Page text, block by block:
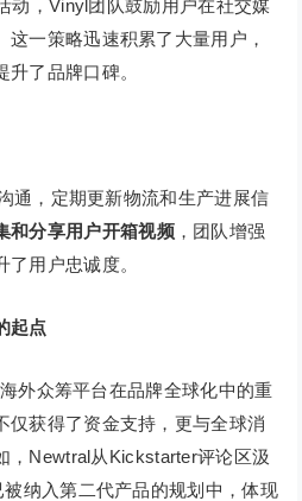
动，Vinyl团队鼓励用户在社交媒
一策略迅速积累了大量用户，
了品牌口碑。
通，定期更新物流和生产进展信
和分享用户开箱视频，团队增强
用户忠诚度。
起点
外众筹平台在品牌全球化中的重
仅获得了资金支持，更与全球消
，Newtral从Kickstarter评论区汲
被纳入第二代产品的规划中，体现